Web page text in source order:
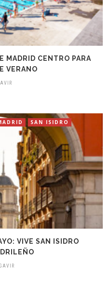
MADRID CENTRO PARA
VERANO
SAN ISIDRO
VIVE SAN ISIDRO